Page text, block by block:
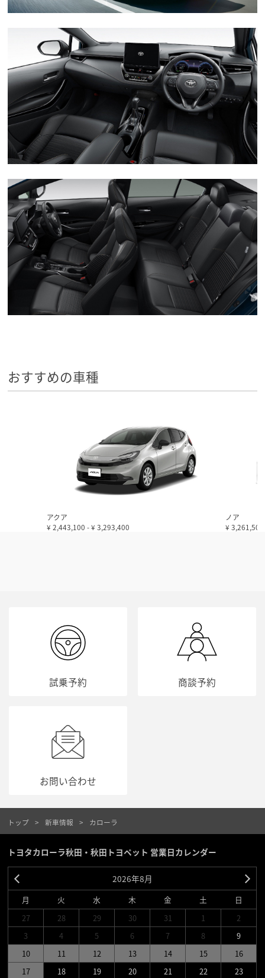
おすすめの車種
アクア
¥ 2,443,100-¥ 3,293,400
ノア
¥ 3,261,500
試乗予約 商談予約
お問い合わせ
トップ 新車情報 カローラ
トヨタカローラ秋田・秋田トヨペット 営業日カレンダー
2026年8月
月 火 水 木 金 土
日
27
28 29 30 31 1
2
3
4 5 6 7 8
9
10
11 12 13 14 15
16
17
18 19 20 21 22
23